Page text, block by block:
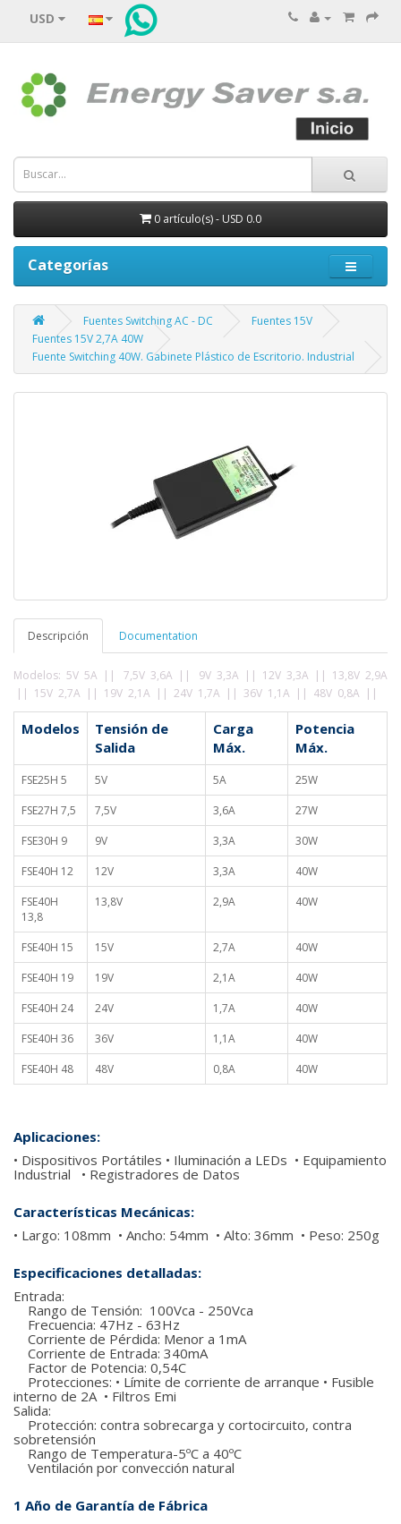
USD
0 artículo(s) - USD 0.0
Categorías
Fuentes Switching AC - DC
Fuentes 15V
Fuentes 15V 2,7A 40W
Fuente Switching 40W. Gabinete Plástico de Escritorio. Industrial
Descripción Documentation
Modelos: 5V 5A || 7,5V 3,6A || 9V 3,3A || 12V 3,3A || 13,8V 2,9A
|| 15V 2,7A || 19V 2,1A || 24V 1,7A || 36V 1,1A || 48V 0,8A ||
Modelos
Tensión de
Salida
Carga
Máx.
Potencia
Máx.
FSE25H 5 5V 5A
25W
FSE27H 7,5
7,5V 3,6A
27W
FSE30H 9
9V 3,3A
30W
FSE40H 12
12V 3,3A
40W
FSE40H
13,8
13,8V 2,9A 40W
FSE40H 15 15V 2,7A
40W
FSE40H 19
19V 2,1A
40W
FSE40H 24
24V 1,7A
40W
FSE40H 36
36V 1,1A
40W
FSE40H 48
48V 0,8A 40W
Aplicaciones:
• Dispositivos Portátiles • Iluminación a LEDs • Equipamiento
Industrial • Registradores de Datos
Características Mecánicas:
• Largo: 108mm • Ancho: 54mm • Alto: 36mm • Peso: 250g
Especificaciones detalladas:
Entrada:
Rango de Tensión: 100Vca - 250Vca
Frecuencia: 47Hz - 63Hz
Corriente de Pérdida: Menor a 1mA
Corriente de Entrada: 340mA
Factor de Potencia: 0,54C
Protecciones: • Límite de corriente de arranque • Fusible
interno de 2A • Filtros Emi
Salida:
Protección: contra sobrecarga y cortocircuito, contra
sobretensión
Rango de Temperatura-5ºC a 40ºC
Ventilación por convección natural
1 Año de Garantía de Fábrica